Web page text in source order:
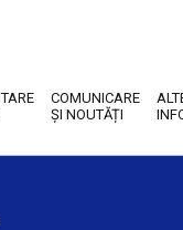
COMUNICARE
ȘI NOUTĂȚI